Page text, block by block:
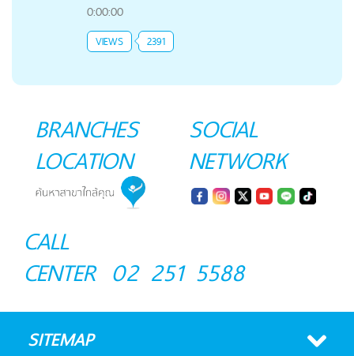
0:00:00
VIEWS 2391
BRANCHES
LOCATION
SOCIAL
NETWORK
CALL
CENTER 02 251 5588
SITEMAP